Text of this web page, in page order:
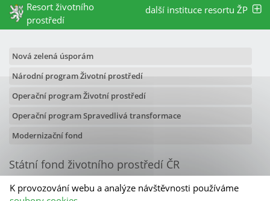
Resort životního
prostředí
další instituce resortu ŽP
Nová zelená úsporám
Národní program Životní prostředí
Operační program Životní prostředí
Operační program Spravedlivá transformace
Modernizační fond
Státní fond životního prostředí ČR
Olbrachtova 2006/9
140 00 Praha 4
K provozování webu a analýze návštěvnosti používáme